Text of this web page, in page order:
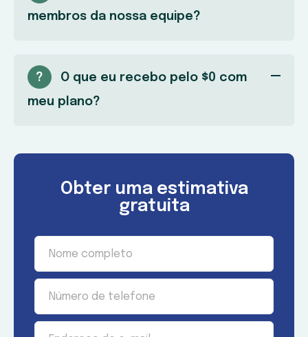
membros da nossa equipe?
?
O que eu recebo pelo $0 com
meu plano?
Obter uma estimativa
gratuita